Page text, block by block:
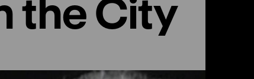
the City